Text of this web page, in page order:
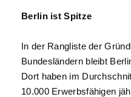
Berlin ist Spitze
In der Rangliste der
Bundesländern bleibt
Dort haben im
10.000 Erwerbsfähigen